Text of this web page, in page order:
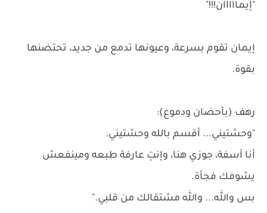
"إيمااااان!!!"
إيمان تقوم بسرعة، وعيونها تدمع من جديد، تحتضنها
بقوة.
رهف (بأحضان ودموع):
"وحشتيني... أقسم بالله وحشتيني.
أنا آسفة، جوزي هنا، وإنتِ عارفة طبعه ومينفعش
يشوفك فجأة.
بس والله... والله مشتقالك من قلبي."